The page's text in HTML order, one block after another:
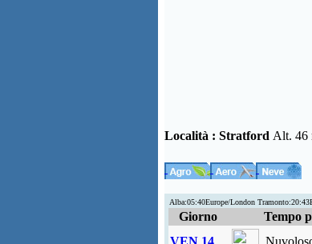
Località : Stratford Alt. 46
Alba:05:40Europe/London
Giorno Tempo
VEN 14